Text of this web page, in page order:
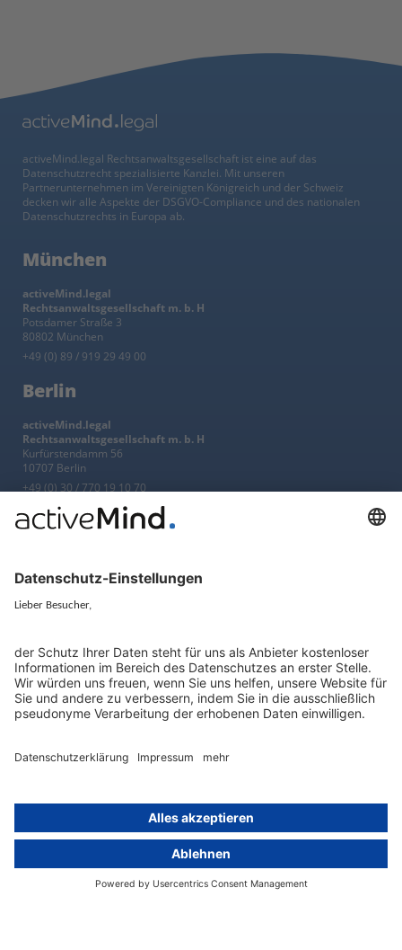
activeMind.legal Rechtsanwaltsgesellschaft ist eine auf das
Datenschutzrecht spezialisierte Kanzlei. Mit unseren
Partnerunternehmen im Vereinigten Königreich und der Schweiz
decken wir alle Aspekte der DSGVO-Compliance und des nationalen
Datenschutzrechts in Europa ab.
München
activeMind.legal
Rechtsanwaltsgesellschaft m. b. H
Potsdamer Straße 3
80802 München
+49 (0) 89 / 919 29 49 00
Berlin
activeMind.legal
Rechtsanwaltsgesellschaft m. b. H
Kurfürstendamm 56
10707 Berlin
+49 (0) 30 / 770 19 10 70
EU-Vertreter
Konzern-Datenschutz
KI und Datenschutz
Hinweisgebersystem mit
Whistleblowing-Ombudsperson
Ratgeber und Artikel
Wichtige Gesetze als Volltext
Über
Kontakt
Presse, Medien & Events
Gruppe
activeMind.ch (Schweiz)
activeMind.uk (Vereinigtes
Königreich)
Compliance-Portal